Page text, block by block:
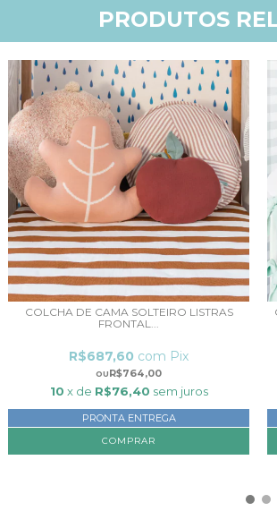
PRODUTOS
COLCHA DE CAMA SOLTEIRO LISTRAS
FRONTAL...
R$764,00
R$687,60 com Pix
10 x de R$76,40 sem juros
PRONTA ENTREGA
COMPRAR